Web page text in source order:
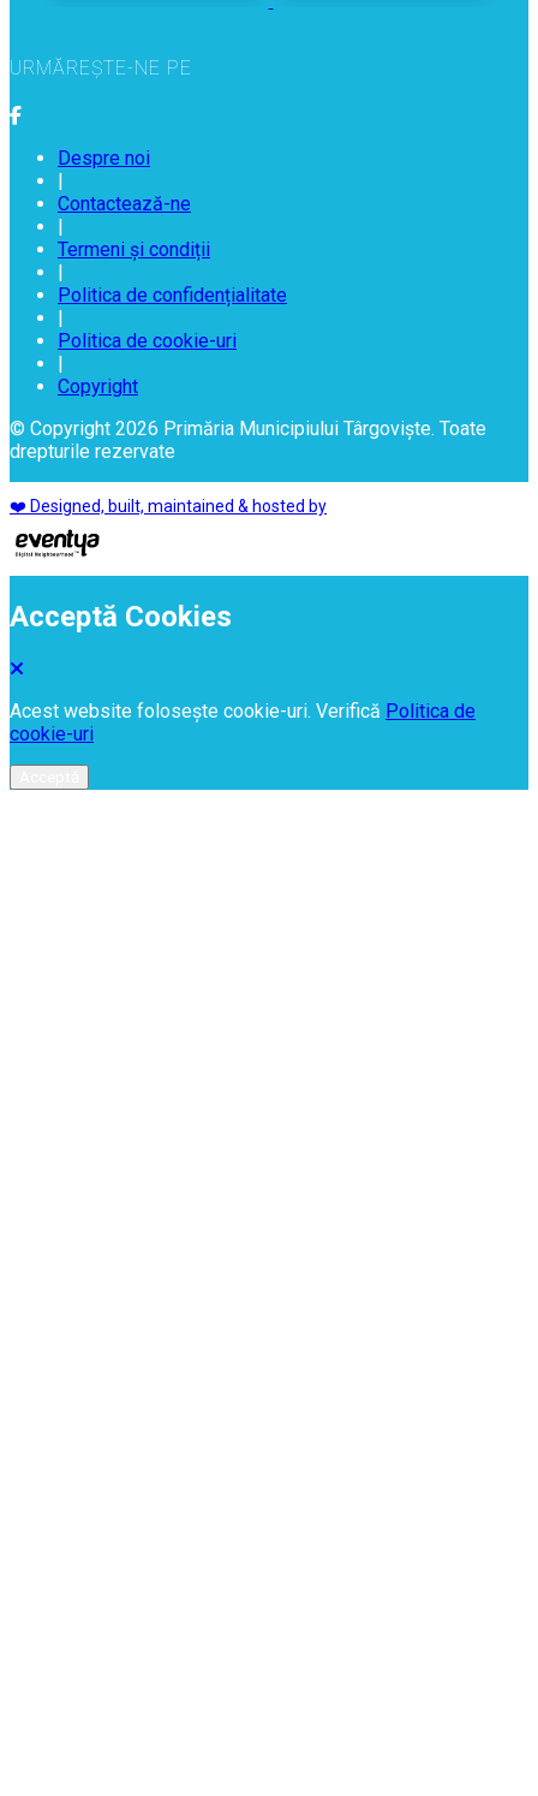
URMĂREȘTE-NE PE
Despre noi
Contactează-ne
Termeni și condiții
Politica de confidențialitate
Politica de cookie-uri
Copyright
© Copyright 2026 Primăria Municipiului Târgoviște. Toate
drepturile rezervate
❤️ Designed, built, maintained & hosted by
Acceptă Cookies
Acest website folosește cookie-uri. Verifică Politica de
cookie-uri